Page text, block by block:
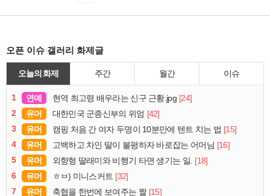
오픈 이슈 갤러리 화제글
오늘의 화제 주간 월간 이슈
1 연예 현역 최고령 배우라는 신구 근황.jpg [24]
2
유머 대한민국 군종신부의 위엄 [42]
3
유머 캠핑 처음 간 여자 두명이 10분만에 텐트 치는 법 [15]
4
유머 고백하고 차인 딸이 불평하자 바로잡는 어머님 [16]
5
유머 외향형 딸래미와 비행기 타면 생기는 일. [18]
6
유머 ㅎㅂ) 미니스커트 [32]
7
유머 축협을 한번에 보여주는 짤 [15]